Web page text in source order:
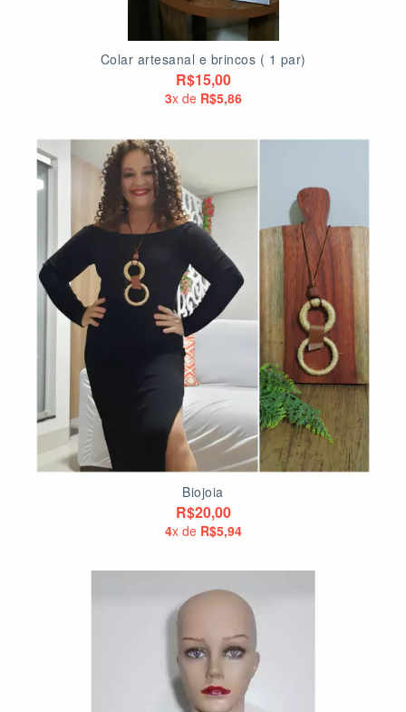
Colar artesanal e brincos ( 1 par)
R$15,00
3x de R$5,86
Biojoia
R$20,00
4x de R$5,94